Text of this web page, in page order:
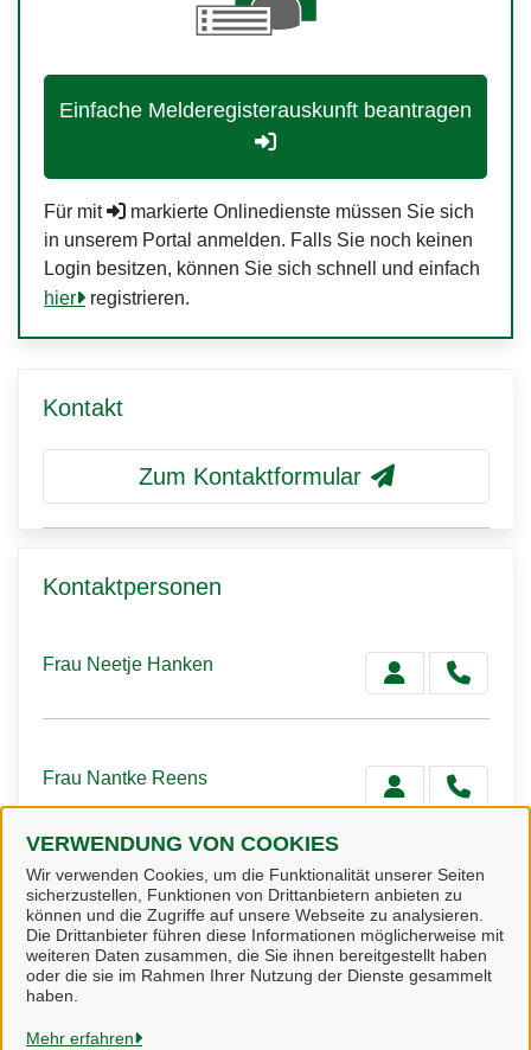
VERWENDUNG VON COOKIES
Wir verwenden Cookies, um die Funktionalität unserer Seiten
sicherzustellen, Funktionen von Drittanbietern anbieten zu
können und die Zugriffe auf unsere Webseite zu analysieren.
Die Drittanbieter führen diese Informationen möglicherweise mit
weiteren Daten zusammen, die Sie ihnen bereitgestellt haben
oder die sie im Rahmen Ihrer Nutzung der Dienste gesammelt
haben.
Mehr erfahren
Einfache Melderegisterauskunft beantragen
Für mit
markierte Onlinedienste müssen Sie sich
in unserem Portal anmelden. Falls Sie noch keinen
Login besitzen, können Sie sich schnell und einfach
hier
registrieren.
Kontakt
Zum Kontaktformular
Kontaktpersonen
Frau Neetje Hanken
Frau Nantke Reens
Frau Silke Browarny
Gemeinde Uplengen